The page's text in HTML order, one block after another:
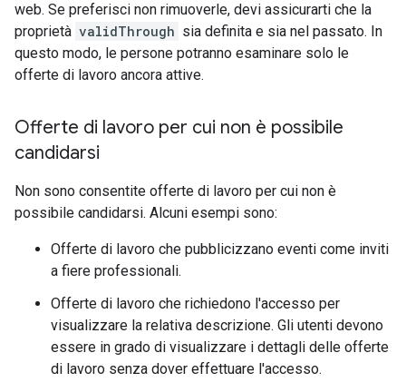
web. Se preferisci non rimuoverle, devi assicurarti che la
proprietà validThrough sia definita e sia nel passato. In
questo modo, le persone potranno esaminare solo le
offerte di lavoro ancora attive.
Offerte di lavoro per cui non è possibile
candidarsi
Non sono consentite offerte di lavoro per cui non è
possibile candidarsi. Alcuni esempi sono:
Offerte di lavoro che pubblicizzano eventi come inviti
a fiere professionali.
Offerte di lavoro che richiedono l'accesso per
visualizzare la relativa descrizione. Gli utenti devono
essere in grado di visualizzare i dettagli delle offerte
di lavoro senza dover effettuare l'accesso.